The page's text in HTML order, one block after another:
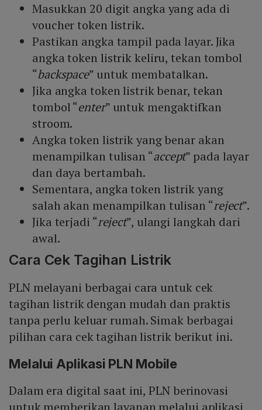
Masukkan 20 digit angka yang ada di
voucher token listrik.
Pastikan angka tampil pada layar. Jika
angka token listrik keliru, tekan tombol
“backspace” untuk membatalkan.
Jika angka token listrik benar, tekan
tombol “enter” untuk mengaktifkan
stroom.
Angka token listrik yang benar akan
menampilkan tulisan “accept” pada layar
dan daya bertambah.
Sementara, angka token listrik yang
salah akan menampilkan tulisan “reject”.
Jika terjadi “reject”, ulangi langkah dari
awal.
Cara Cek Tagihan Listrik
PLN melayani berbagai cara untuk cek
tagihan listrik dengan mudah dan praktis
tanpa perlu keluar rumah. Simak berbagai
pilihan cara cek tagihan listrik berikut ini.
Melalui Aplikasi PLN Mobile
Dalam era digital saat ini, PLN berinovasi